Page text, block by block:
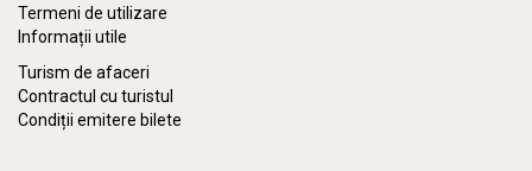
Termeni de utilizare
Informații utile
Turism de afaceri
Contractul cu turistul
Condiții emitere bilete